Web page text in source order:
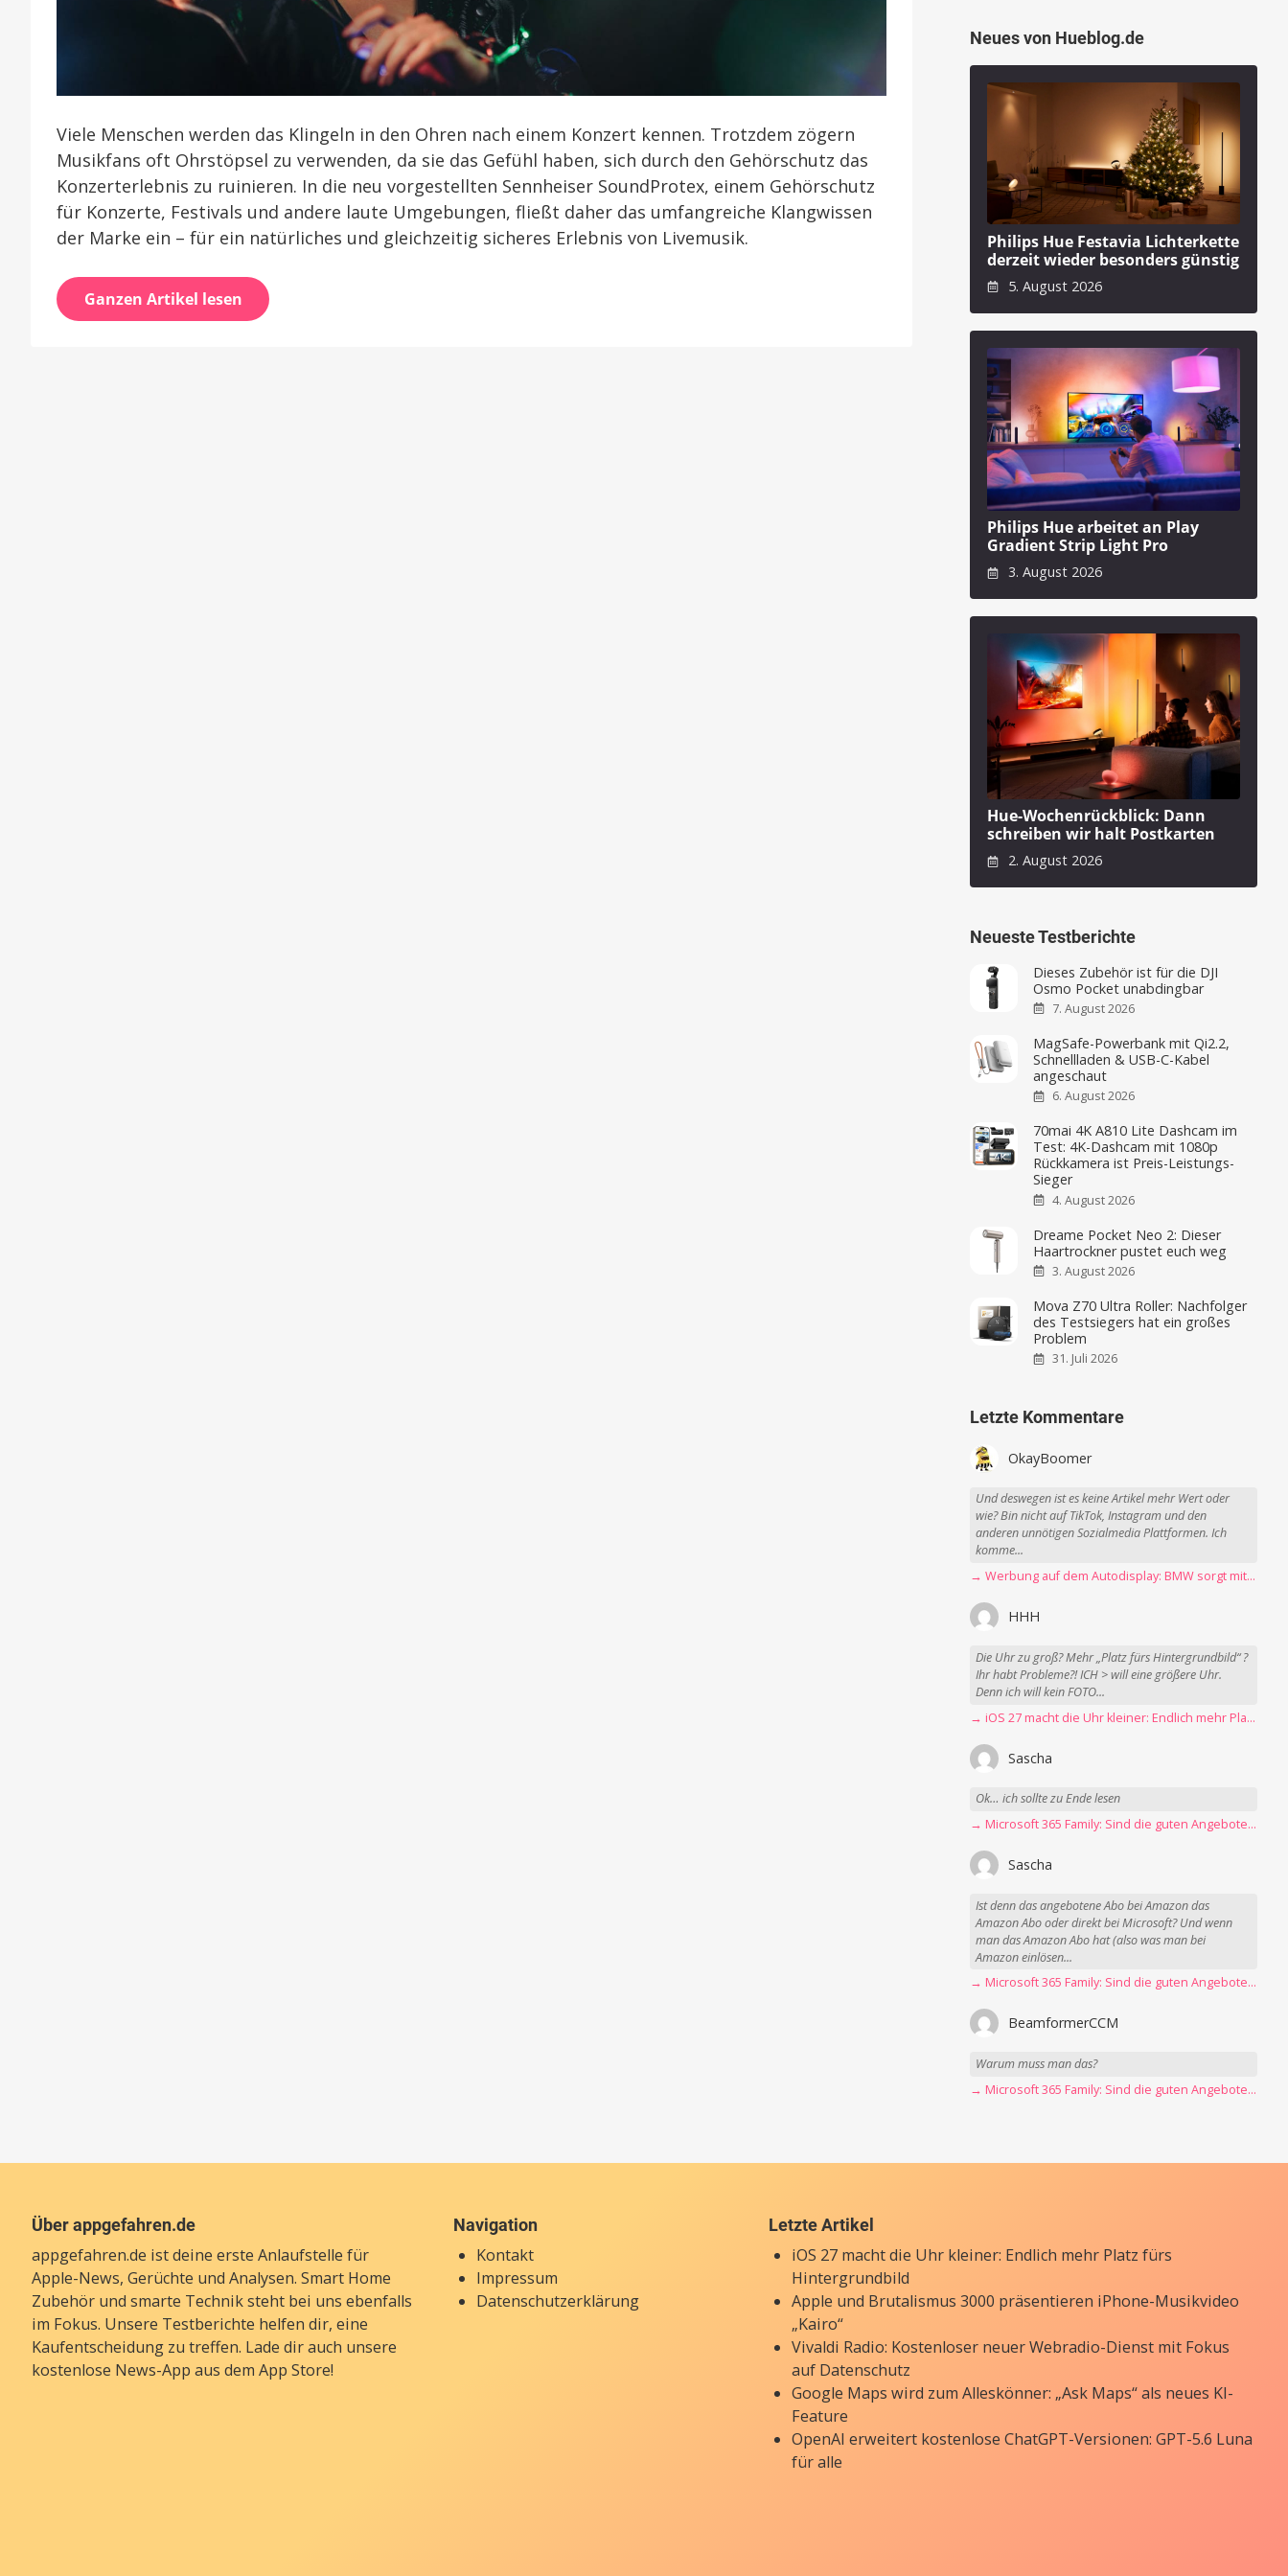
Viele Menschen werden das Klingeln in den Ohren nach einem Konzert kennen. Trotzdem zögern
Musikfans oft Ohrstöpsel zu verwenden, da sie das Gefühl haben, sich durch den Gehörschutz das
Konzerterlebnis zu ruinieren. In die neu vorgestellten Sennheiser SoundProtex, einem Gehörschutz
für Konzerte, Festivals und andere laute Umgebungen, fließt daher das umfangreiche Klangwissen
der Marke ein – für ein natürliches und gleichzeitig sicheres Erlebnis von Livemusik.
Ganzen Artikel lesen
Neues von Hueblog.de
Philips Hue Festavia Lichterkette
derzeit wieder besonders günstig
5. August 2026
Philips Hue arbeitet an Play
Gradient Strip Light Pro
3. August 2026
Hue-Wochenrückblick: Dann
schreiben wir halt Postkarten
2. August 2026
Neueste Testberichte
Dieses Zubehör ist für die DJI
Osmo Pocket unabdingbar
7. August 2026
MagSafe-Powerbank mit Qi2.2,
Schnellladen & USB-C-Kabel
angeschaut
6. August 2026
70mai 4K A810 Lite Dashcam im
Test: 4K-Dashcam mit 1080p
Rückkamera ist Preis-Leistungs-
Sieger
4. August 2026
Dreame Pocket Neo 2: Dieser
Haartrockner pustet euch weg
3. August 2026
Mova Z70 Ultra Roller: Nachfolger
des Testsiegers hat ein großes
Problem
31. Juli 2026
Letzte Kommentare
OkayBoomer
Und deswegen ist es keine Artikel mehr Wert oder
wie? Bin nicht auf TikTok, Instagram und den
anderen unnötigen Sozialmedia Plattformen. Ich
komme...
→ Werbung auf dem Autodisplay: BMW sorgt mit Spider-Man-Werbung für scharfe Kritik
HHH
Die Uhr zu groß? Mehr „Platz fürs Hintergrundbild“ ?
Ihr habt Probleme?! ICH > will eine größere Uhr.
Denn ich will kein FOTO...
→ iOS 27 macht die Uhr kleiner: Endlich mehr Platz fürs Hintergrundbild
Sascha
Ok… ich sollte zu Ende lesen
→ Microsoft 365 Family: Sind die guten Angebote vorbei?
Sascha
Ist denn das angebotene Abo bei Amazon das
Amazon Abo oder direkt bei Microsoft? Und wenn
man das Amazon Abo hat (also was man bei
Amazon einlösen...
→ Microsoft 365 Family: Sind die guten Angebote vorbei?
BeamformerCCM
Warum muss man das?
→ Microsoft 365 Family: Sind die guten Angebote vorbei?
Über appgefahren.de
appgefahren.de ist deine erste Anlaufstelle für
Apple-News, Gerüchte und Analysen. Smart Home
Zubehör und smarte Technik steht bei uns ebenfalls
im Fokus. Unsere Testberichte helfen dir, eine
Kaufentscheidung zu treffen. Lade dir auch unsere
kostenlose News-App aus dem App Store!
Navigation
Kontakt
Impressum
Datenschutzerklärung
Letzte Artikel
iOS 27 macht die Uhr kleiner: Endlich mehr Platz fürs
Hintergrundbild
Apple und Brutalismus 3000 präsentieren iPhone-Musikvideo
„Kairo“
Vivaldi Radio: Kostenloser neuer Webradio-Dienst mit Fokus
auf Datenschutz
Google Maps wird zum Alleskönner: „Ask Maps“ als neues KI-
Feature
OpenAI erweitert kostenlose ChatGPT-Versionen: GPT-5.6 Luna
für alle